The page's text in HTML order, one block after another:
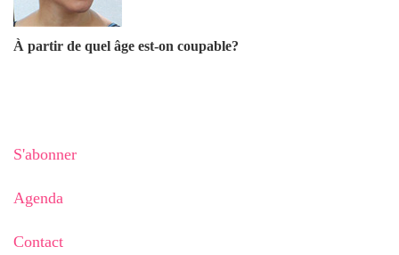
À partir de quel âge est-on coupable?
S'abonner
Agenda
Contact